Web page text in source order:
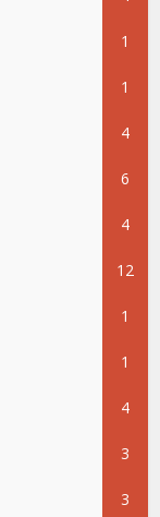
1
1
4
6
4
12
1
1
4
3
3